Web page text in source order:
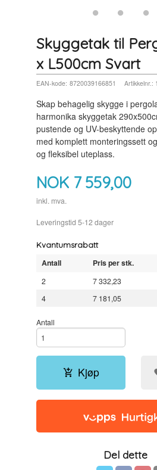
Skyggetak til
x L500cm Svart
EAN-kode: 8720039166851 Artikkelnr.:
Skap behagelig skygge i
harmonika skyggetak
pustende og UV-beskyttende
med komplett monteringssett
og fleksibel uteplass.
NOK 7 559,00
inkl. mva.
Leveringstid 5-12 dager
Kvantumsrabatt
Antall Pris per stk.
2 7 332,23
4
7 181,05
Antall
Kjøp
Del dette